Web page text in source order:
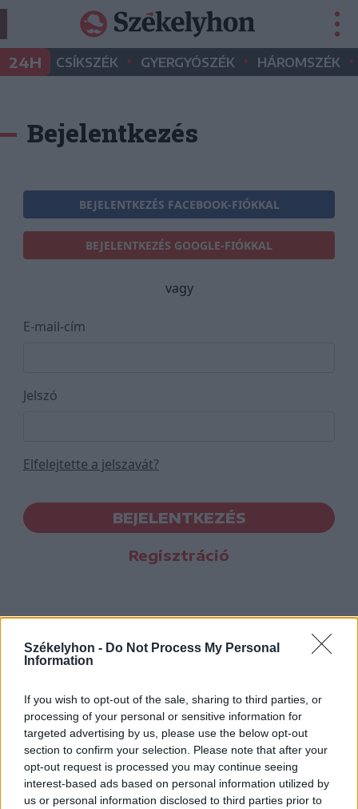
Székelyhon - Do Not Process My Personal
Information
If you wish to opt-out of the sale, sharing to third parties, or
processing of your personal or sensitive information for
targeted advertising by us, please use the below opt-out
section to confirm your selection. Please note that after your
opt-out request is processed you may continue seeing
interest-based ads based on personal information utilized by
us or personal information disclosed to third parties prior to
24H CSÍKSZÉK • GYERGYÓSZÉK • HÁROMSZÉK •
Bejelentkezés
BEJELENTKEZÉS FACEBOOK-FIÓKKAL
BEJELENTKEZÉS GOOGLE-FIÓKKAL
vagy
E-mail-cím
Jelszó
Elfelejtette a jelszavát?
BEJELENTKEZÉS
Regisztráció
Hasznos
Impresszum